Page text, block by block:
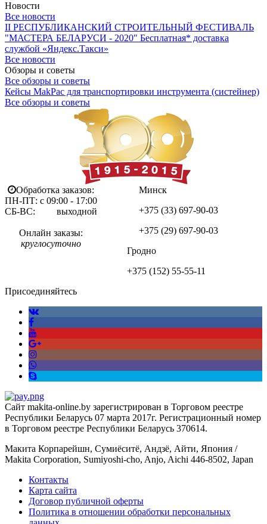
Новости
Все новости
II РЕСПУБЛИКАНСКИЙ СТРОИТЕЛЬНЫЙ ФЕСТИВАЛЬ
"МАСТЕРА БЕЛАРУСИ - 2020" Бесплатная* доставка
службой «Яндекс.Такси»
Все новости
Обзоры и советы
Все обзоры и советы
Кейсы MakPac для транспортировки инструмента (систейнер)
Все обзоры и советы
Обработка заказов:
ПН-ПТ: с 09:00 - 17:00
СБ-ВС: выходной
Онлайн заказы:
круглосуточно
Минск
+375 (33) 697-90-03
+375 (29) 697-90-03
Гродно
+375 (152) 55-55-11
Присоединяйтесь
Сайт makita-online.by зарегистрирован в Торговом реестре
Республики Беларусь 07 марта 2017г. Регистрационный номер
в Торговом реестре Республики Беларусь 370614.
Макита Корпарейшн, Сумиёситё, Андзё, Айти, Япония /
Makita Corporation, Sumiyoshi-cho, Anjo, Aichi 446-8502, Japan
Контакты
Карта сайта
Договор публичной оферты
Политика в отношении обработки персональных